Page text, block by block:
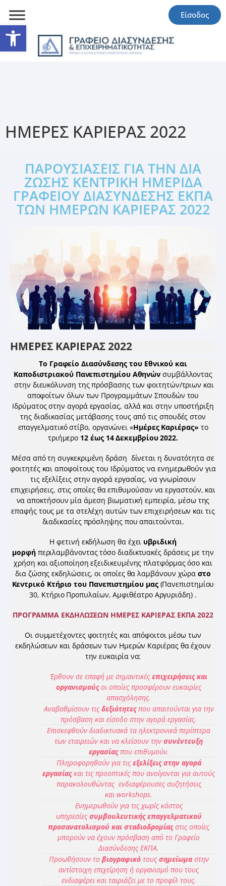
Ανοίξτε τη γραμμή
Είσοδος
ΗΜΕΡΕΣ ΚΑΡΙΕΡΑΣ 2022
ΠΑΡΟΥΣΙΑΣΕΙΣ ΓΙΑ ΤΗΝ ΔΙΑ
ΖΩΣΗΣ ΚΕΝΤΡΙΚΗ ΗΜΕΡΙΔΑ
ΓΡΑΦΕΙΟΥ ΔΙΑΣΥΝΔΕΣΗΣ ΕΚΠΑ
ΤΩΝ ΗΜΕΡΩΝ ΚΑΡΙΕΡΑΣ 2022
ΗΜΕΡΕΣ ΚΑΡΙΕΡΑΣ 2022
Το Γραφείο Διασύνδεσης του Εθνικού και
Καποδιστριακού Πανεπιστημίου Αθηνώνσυμβάλλοντας
στην διευκόλυνση της πρόσβασης των φοιτητών/τριων και
αποφοίτων όλων των Προγραμμάτων Σπουδών του
Ιδρύματος στην αγορά εργασίας, αλλά και στην υποστήριξη
της διαδικασίας μετάβασης τους από τις σπουδές στον
επαγγελματικό στίβο, οργανώνει «Ημέρες Καριέρας» το
τριήμερο 12 έως 14 Δεκεμβρίου 2022.
Μέσα από τη συγκεκριμένη δράση δίνεται η δυνατότητα σε
φοιτητές και αποφοίτους του Ιδρύματος να ενημερωθούν για
τις εξελίξεις στην αγορά εργασίας, να γνωρίσουν
επιχειρήσεις, στις οποίες θα επιθυμούσαν να εργαστούν, και
να αποκτήσουν μία άμεση βιωματική εμπειρία, μέσω της
επαφής τους με τα στελέχη αυτών των επιχειρήσεων και τις
διαδικασίες πρόσληψης που απαιτούνται.
Η φετινή εκδήλωση θα έχει υβριδική
μορφήπεριλαμβάνοντας τόσο διαδικτυακές δράσεις με την
χρήση και αξιοποίηση εξειδικευμένης πλατφόρμας όσο και
δια ζώσης εκδηλώσεις, οι οποίες θα λαμβάνουν χώραστο
Κεντρικό Κτήριο του Πανεπιστημίου μας(Πανεπιστημίου
30, Κτήριο Προπυλαίων, Αμφιθέατρο Αργυριάδη) .
ΠΡΟΓΡΑΜΜΑ ΕΚΔΗΛΩΣΕΩΝ ΗΜΕΡΕΣ ΚΑΡΙΕΡΑΣ ΕΚΠΑ 2022
Οι συμμετέχοντες φοιτητές και απόφοιτοι μέσω των
εκδηλώσεων και δράσεων των Ημερών Καριέρας θα έχουν
την ευκαιρία να:
Έρθουν σε επαφή με σημαντικέςεπιχειρήσεις και
οργανισμούςοι οποίες προσφέρουν ευκαιρίες
απασχόλησης.
Αναβαθμίσουν τιςδεξιότητεςπου απαιτούνται για την
πρόσβαση και είσοδο στην αγορά εργασίας.
Επισκεφθούν διαδικτυακά τα ηλεκτρονικά περίπτερα
των εταιρειών και να κλείσουν την συνέντευξη
εργασίαςπου επιθυμούν.
Πληροφορηθούν για τιςεξελίξεις στην αγορά
εργασίαςκαι τις προοπτικές που ανοίγονται για αυτούς
παρακολουθώντας ενδιαφέρουσες συζητήσεις
και workshops.
Ενημερωθούν για τις χωρίς κόστος
υπηρεσίεςσυμβουλευτικής επαγγελματικού
προσανατολισμού και σταδιοδρομίαςστις οποίες
μπορούν να έχουν πρόσβαση από το Γραφείο
Διασύνδεσης ΕΚΠΑ.
Προωθήσουν το βιογραφικό τουςσημείωμαστην
αντίστοιχη επιχείρηση ή οργανισμό που τους
ενδιαφέρει και ταιριάζει με το προφίλ τους.